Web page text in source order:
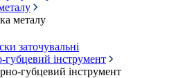
металу
заточувальні
інструмент
губцевий інструмент